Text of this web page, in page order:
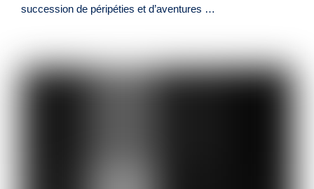
succession de péripéties et d’aventures …